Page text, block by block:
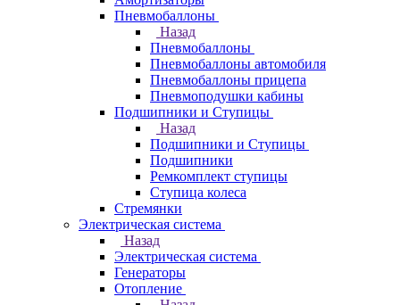
Пневмобаллоны
Назад
Пневмобаллоны
Пневмобаллоны автомобиля
Пневмобаллоны прицепа
Пневмоподушки кабины
Подшипники и Ступицы
Назад
Подшипники и Ступицы
Подшипники
Ремкомплект ступицы
Ступица колеса
Стремянки
Электрическая система
Назад
Электрическая система
Генераторы
Отопление